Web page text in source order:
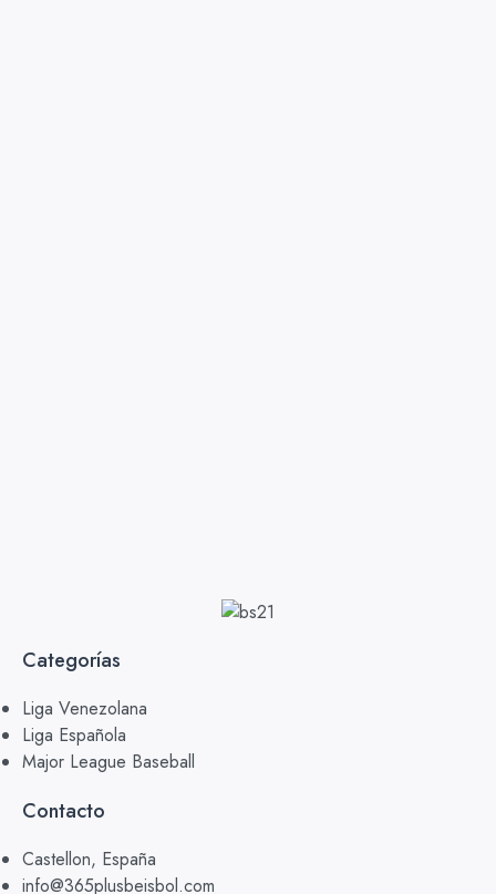
Categorías
Liga Venezolana
Liga Española
Major League Baseball
Contacto
Castellon, España
info@365plusbeisbol.com